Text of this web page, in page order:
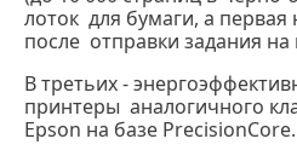
лоток для бумаги, а первая
после отправки задания на
В третьих -
принтеры аналогичного
Epson на базе PrecisionCore.